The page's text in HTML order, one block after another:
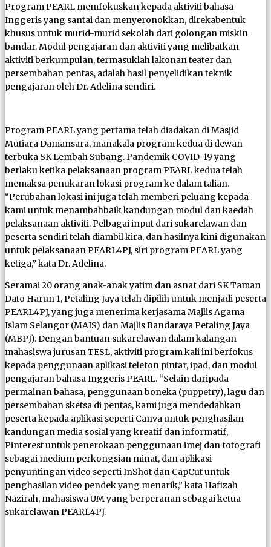
Program PEARL memfokuskan kepada aktiviti bahasa
Inggeris yang santai dan menyeronokkan, direkabentuk
khusus untuk murid-murid sekolah dari golongan miskin
bandar. Modul pengajaran dan aktiviti yang melibatkan
aktiviti berkumpulan, termasuklah lakonan teater dan
persembahan pentas, adalah hasil penyelidikan teknik
pengajaran oleh Dr. Adelina sendiri.
Program PEARL yang pertama telah diadakan di Masjid
Mutiara Damansara, manakala program kedua di dewan
terbuka SK Lembah Subang. Pandemik COVID-19 yang
berlaku ketika pelaksanaan program PEARL kedua telah
memaksa penukaran lokasi program ke dalam talian.
“Perubahan lokasi ini juga telah memberi peluang kepada
kami untuk menambahbaik kandungan modul dan kaedah
pelaksanaan aktiviti. Pelbagai input dari sukarelawan dan
peserta sendiri telah diambil kira, dan hasilnya kini digunakan
untuk pelaksanaan PEARL4PJ, siri program PEARL yang
ketiga,” kata Dr. Adelina.
Seramai 20 orang anak-anak yatim dan asnaf dari SK Taman
Dato Harun 1, Petaling Jaya telah dipilih untuk menjadi peserta
PEARL4PJ, yang juga menerima kerjasama Majlis Agama
Islam Selangor (MAIS) dan Majlis Bandaraya Petaling Jaya
(MBPJ). Dengan bantuan sukarelawan dalam kalangan
mahasiswa jurusan TESL, aktiviti program kali ini berfokus
kepada penggunaan aplikasi telefon pintar, ipad, dan modul
pengajaran bahasa Inggeris PEARL. “Selain daripada
permainan bahasa, penggunaan boneka (puppetry), lagu dan
persembahan sketsa di pentas, kami juga mendedahkan
peserta kepada aplikasi seperti Canva untuk penghasilan
kandungan media sosial yang kreatif dan informatif,
Pinterest untuk penerokaan penggunaan imej dan fotografi
sebagai medium perkongsian minat, dan aplikasi
penyuntingan video seperti InShot dan CapCut untuk
penghasilan video pendek yang menarik,” kata Hafizah
Nazirah, mahasiswa UM yang berperanan sebagai ketua
sukarelawan PEARL4PJ.